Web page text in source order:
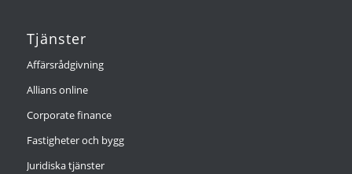
Tjänster
Affärsrådgivning
Allians online
Corporate finance
Fastigheter och bygg
Juridiska tjänster